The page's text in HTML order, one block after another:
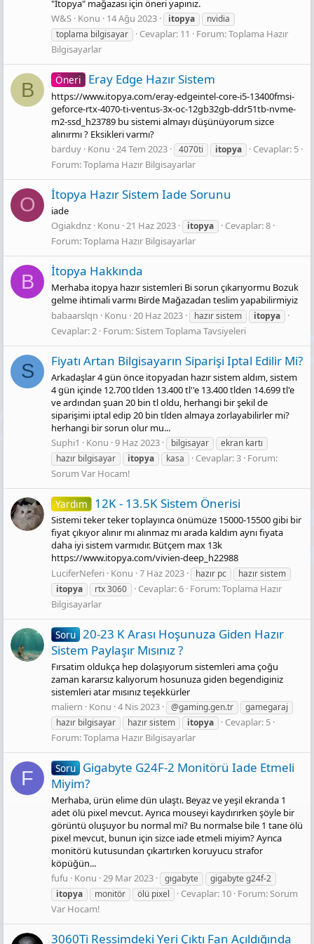
"İtopya" mağazası için öneri yapınız.
W&S Konu 14 Ağu 2023 itopya
nvidia
toplama bilgisayar
Cevaplar: 11 Forum:Toplama Hazır
Bilgisayarlar
B Öneri Eray Edge Hazır Sistem
https://www.itopya.com/eray-edgeintel-core-i5-13400fmsi-
geforce-rtx-4070-ti-ventus-3x-oc-12gb32gb-ddr51tb-nvme-
m2-ssd_h23789 bu sistemi almayı düşünüyorum sizce
alınırmı ? Eksikleri varmı?
barduy Konu 24 Tem 2023 4070ti itopya
Cevaplar: 5
Forum:Toplama Hazır Bilgisayarlar
O İtopya Hazır Sistem Iade Sorunu
iade
Ogiakdnz Konu 21 Haz 2023 itopya
Cevaplar: 8
Forum:Toplama Hazır Bilgisayarlar
B İtopya Hakkında
Merhaba itopya hazır sistemleri Bi sorun çıkarıyormu Bozuk
gelme ihtimali varmı Birde Mağazadan teslim yapabilirmiyiz
babaarslqn
Konu 20 Haz 2023 hazır sistem itopya
Cevaplar: 2 Forum:Sistem Toplama Tavsiyeleri
S Fiyatı Artan Bilgisayarın Siparişi Iptal Edilir Mi?
Arkadaşlar 4 gün önce itopyadan hazır sistem aldım, sistem
4 gün içinde 12.700 tlden 13.400 tl''e 13.400 tlden 14.699 tl'e
ve ardından şuan 20 bin tl oldu, herhangi bir şekil de
siparişimi iptal edip 20 bin tlden almaya zorlayabilirler mi?
herhangi bir sorun olur mu...
Suphi1
Konu 9 Haz 2023 bilgisayar
ekran kartı
hazır bilgisayar
itopya kasa Cevaplar: 3 Forum:
Sorum Var Hocam!
Yardım 12K - 13.5K Sistem Önerisi
Sistemi teker teker toplayınca önümüze 15000-15500 gibi bir
fiyat çıkıyor alınır mı alınmaz mı arada kaldım aynı fiyata
daha iyi sistem varmıdır. Bütçem max 13k
https://www.itopya.com/vivien-deep_h22988
LuciferNeferi Konu 7 Haz 2023 hazır pc
hazır sistem
itopya
rtx 3060 Cevaplar: 6 Forum:Toplama Hazır
Bilgisayarlar
Soru 20-23 K Arası Hoşunuza Giden Hazır
Sistem Paylaşır Mısınız ?
Fırsatim oldukça hep dolaşıyorum sistemleri ama çoğu
zaman kararsız kalıyorum hosunuza giden begendiginiz
sistemleri atar mısınız teşekkürler
maliern
Konu 4 Nis 2023 @gaming.gen.tr
gamegaraj
hazır bilgisayar
hazır sistem itopya
Cevaplar: 5
Forum:Toplama Hazır Bilgisayarlar
F Soru Gigabyte G24F-2 Monitörü Iade Etmeli
Miyim?
Merhaba, ürün elime dün ulaştı. Beyaz ve yeşil ekranda 1
adet ölü pixel mevcut. Ayrıca mouseyi kaydırırken şöyle bir
görüntü oluşuyor bu normal mi? Bu normalse bile 1 tane ölü
pixel mevcut, bunun için sizce iade etmeli miyim? Ayrıca
monitörü kutusundan çıkartırken koruyucu strafor
köpüğün...
fufu
Konu 29 Mar 2023 gıgabyte
gigabyte g24f-2
itopya
monitör ölü pixel Cevaplar: 10 Forum:Sorum
Var Hocam!
3060Ti̇ Ressimdeki Yeri Çıktı Fan Açıldığında